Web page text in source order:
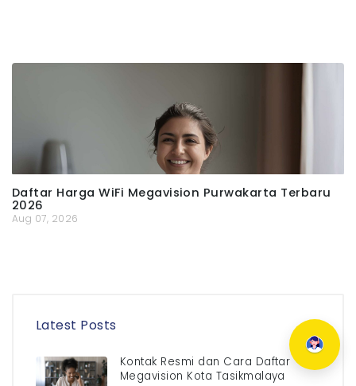
Daftar Harga WiFi Megavision Purwakarta Terbaru
2026
Aug 07, 2026
Latest Posts
Kontak Resmi dan Cara Daftar
Megavision Kota Tasikmalaya